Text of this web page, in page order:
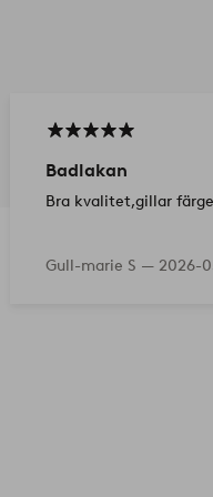
Badlakan
Bra kvalitet,gillar
Gull-marie S — 2026-